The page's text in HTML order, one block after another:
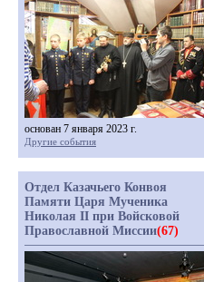
основан 7 января 2023 г.
Другие события
Отдел Казачьего Конвоя
Памяти Царя Мученика
Николая II при Войсковой
Православной Миссии(67)